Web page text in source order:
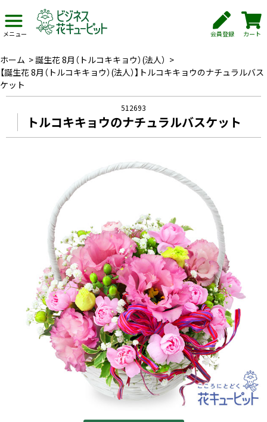
メニュー 会員登録 カート
ホーム >誕生花 8月（トルコキキョウ）(法人） >
【誕生花 8月（トルコキキョウ）(法人）】トルコキキョウのナチュラルバス
ケット
512693
トルコキキョウのナチュラルバスケット